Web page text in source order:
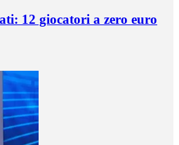
12 giocatori a zero euro